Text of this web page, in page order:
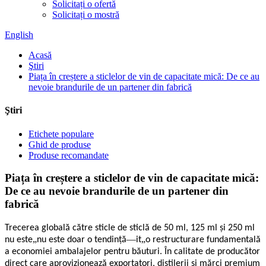
Solicitați o ofertă
Solicitați o mostră
English
Acasă
Ştiri
Piața în creștere a sticlelor de vin de capacitate mică: De ce au
nevoie brandurile de un partener din fabrică
Ştiri
Etichete populare
Ghid de produse
Produse recomandate
Piața în creștere a sticlelor de vin de capacitate mică:
De ce au nevoie brandurile de un partener din
fabrică
Trecerea globală către sticle de sticlă de 50 ml, 125 ml și 250 ml
nu este„nu este doar o tendință—it„o restructurare fundamentală
a economiei ambalajelor pentru băuturi. În calitate de producător
direct care aprovizionează exportatori, distilerii și mărci premium